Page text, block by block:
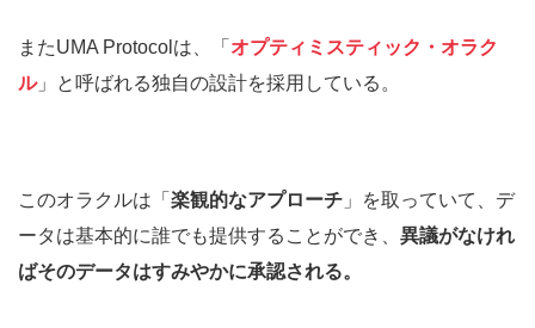
またUMA Protocolは、「 オプティミスティック・オラク
ル」と呼ばれる独自の設計を採用している。
このオラクルは「 楽観的なアプローチ 」を取っていて、デ
ータは基本的に誰でも提供することができ、 異議がなけれ
ばそのデータはすみやかに承認される。